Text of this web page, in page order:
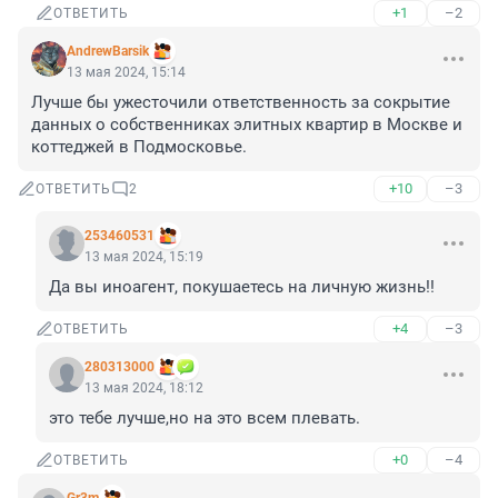
ОТВЕТИТЬ +1 –2
AndrewBarsik
13 мая 2024, 15:14
Лучше бы ужесточили ответственность за сокрытие
данных о собственниках элитных квартир в Москве и
коттеджей в Подмосковье.
ОТВЕТИТЬ 2 +10 –3
253460531
13 мая 2024, 15:19
Да вы иноагент, покушаетесь на личную жизнь!!
ОТВЕТИТЬ +4 –3
280313000
13 мая 2024, 18:12
это тебе лучше,но на это всем плевать.
ОТВЕТИТЬ +0 –4